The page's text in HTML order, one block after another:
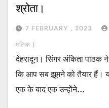
श्रोता।
7 FEBRUARY , 2023
मलिक )
देहरादून। सिंगर अंकिता पाठक
कि आप सब झूमने को तैयार हैं।
एक के बाद एक उन्होंने…